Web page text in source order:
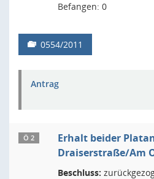
Befangen: 0
0554/2011
Antrag
Ö 2
Erhalt beider
Draiserstraße/Am
Beschluss: